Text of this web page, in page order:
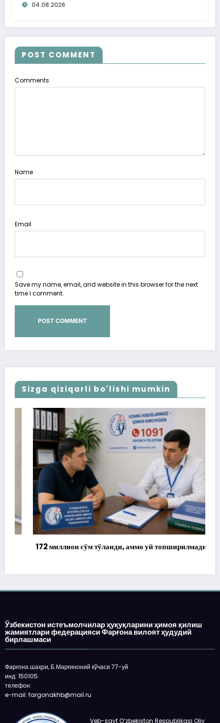
04.08.2026
POST COMMENT
Comments
Name
Email
Save my name, email, and website in this browser for the next
time I comment.
Sizga qiziqarli bo'lishi mumkin
172 миллион сўм тўланди, аммо уй топширилмади…
Ўзбекистон истеъмолчилар ҳуқуқларини ҳимоя қилиш
жамиятлари федерацияси Фарғона вилоят ҳудудий
бирлашмаси
Фарғона шаҳри, Б.Марғиноний кўчаси 77-уй
инд: 150105
телефон:
e-mail: fargonakhb@mail.ru
Veb-sayt O‘zbekiston Respublikasi Oliy